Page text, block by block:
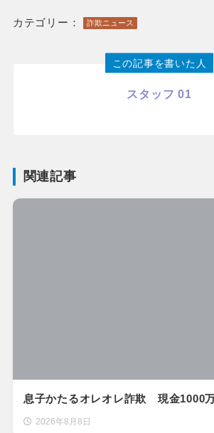
カテゴリー： 詐欺ニュース
この記事を書いた人
スタッフ 01
関連記事
息子かたるオレオレ詐欺 現金1000
2026年8月8日